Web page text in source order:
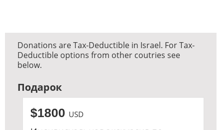
Donations are Tax-Deductible in Israel. For Tax-
Deductible options from other coutries see
below.
Подарок
$1800 USD